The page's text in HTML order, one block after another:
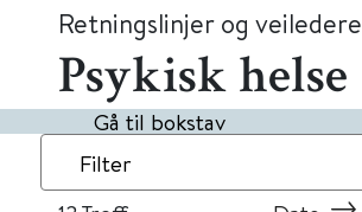
Retningslinjer og veiledere
Psykisk helse
Gå til bokstav
Filter